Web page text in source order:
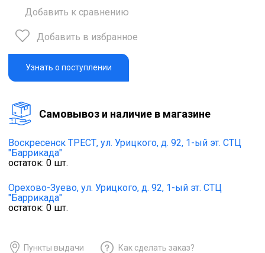
Добавить к сравнению
Добавить в избранное
Узнать о поступлении
Cамовывоз и наличие в магазине
Воскресенск ТРЕСТ, ул. Урицкого, д. 92, 1-ый эт. СТЦ
"Баррикада"
остаток: 0 шт.
Орехово-Зуево, ул. Урицкого, д. 92, 1-ый эт. СТЦ
"Баррикада"
остаток: 0 шт.
Пункты выдачи Как сделать заказ?